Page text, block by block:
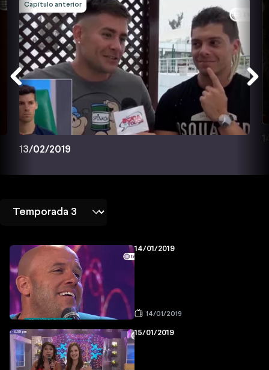
Capítulo anterior
13/02/2019
14/01/2019
14/01/2019
15/01/2019